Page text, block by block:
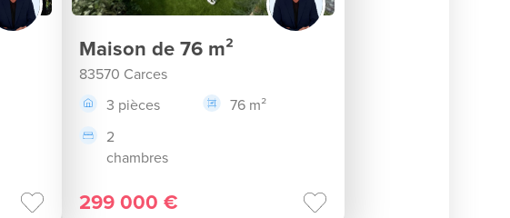
Maison de 76 m²
83570 Carces
3 pièces
76 m²
2
chambres
299 000 €